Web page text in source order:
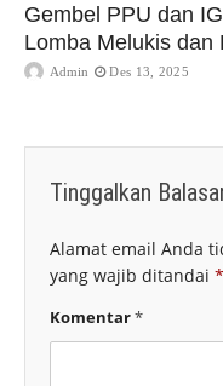
Gembel PPU dan
Lomba Melukis dan
Admin Des 13, 2025
Tinggalkan
Alamat email Anda
yang wajib ditandai *
Komentar*